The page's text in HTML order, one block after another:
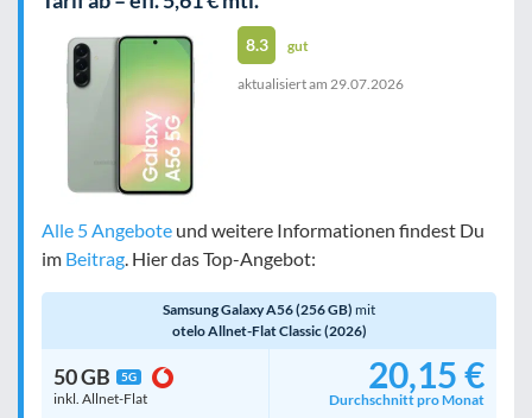
8.3 gut
aktualisiert am 29.07.2026
Alle 5 Angebote und weitere Informationen findest Du
im Beitrag . Hier das Top-Angebot:
Samsung Galaxy A56 (256 GB) mit
otelo Allnet-Flat Classic (2026)
50 GB 5G
inkl. Allnet-Flat
20,15 €
Durchschnitt pro Monat